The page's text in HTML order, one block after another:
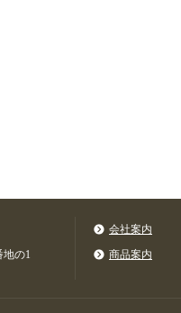
地の1
会社案内
商品案内